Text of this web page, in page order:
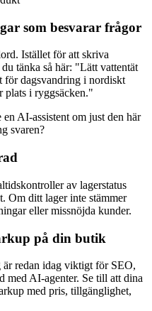
som besvarar frågor
Istället för att skriva
tänka så här: "Lätt vattentät
för dagsvandring i nordiskt
plats i ryggsäcken."
AI-assistent om just den här
svaren?
av lagerstatus
Om ditt lager inte stämmer
eller missnöjda kunder.
på din butik
är redan idag viktigt för SEO,
med AI-agenter. Se till att dina
med pris, tillgänglighet,